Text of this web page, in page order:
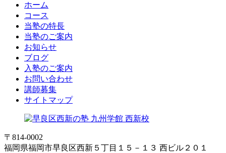
ホーム
コース
当塾の特長
当塾のご案内
お知らせ
ブログ
入塾のご案内
お問い合わせ
講師募集
サイトマップ
〒814-0002
福岡県福岡市早良区西新５丁目１５－１３ 西ビル２０１